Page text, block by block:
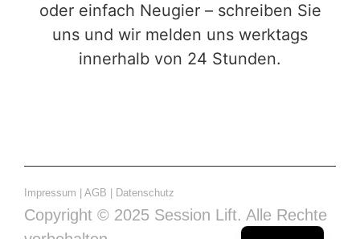
oder einfach Neugier – schreiben Sie
uns und wir melden uns werktags
innerhalb von 24 Stunden.
Impressum | AGB | Datenschutz
Copyright © 2025 Session Lift. Alle Rechte